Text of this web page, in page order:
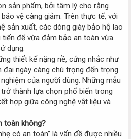
sản phẩm, bởi tâm lý cho rằng
vệ càng giảm. Trên thực tế, với
sản xuất, các dòng giày bảo hộ lao
để vừa đảm bảo an toàn vừa
dụng.
thiết kế nặng nề, cứng nhắc như
đại ngày càng chú trọng đến trọng
của người dùng. Những mẫu
thành lựa chọn phổ biến trong
hợp giữa công nghệ vật liệu và
toàn không?
có an toàn” là vấn đề được nhiều